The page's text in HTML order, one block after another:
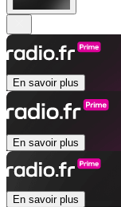
En savoir plus
En savoir plus
En savoir plus